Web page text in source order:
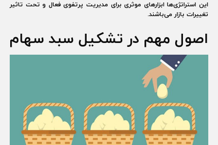
این استراتژی‌ها ابزارهای موثری برای مدیریت پرتفوی فعال و تحت تاثیر
تغییرات بازار می‌باشند.
اصول مهم در تشکیل سبد سهام